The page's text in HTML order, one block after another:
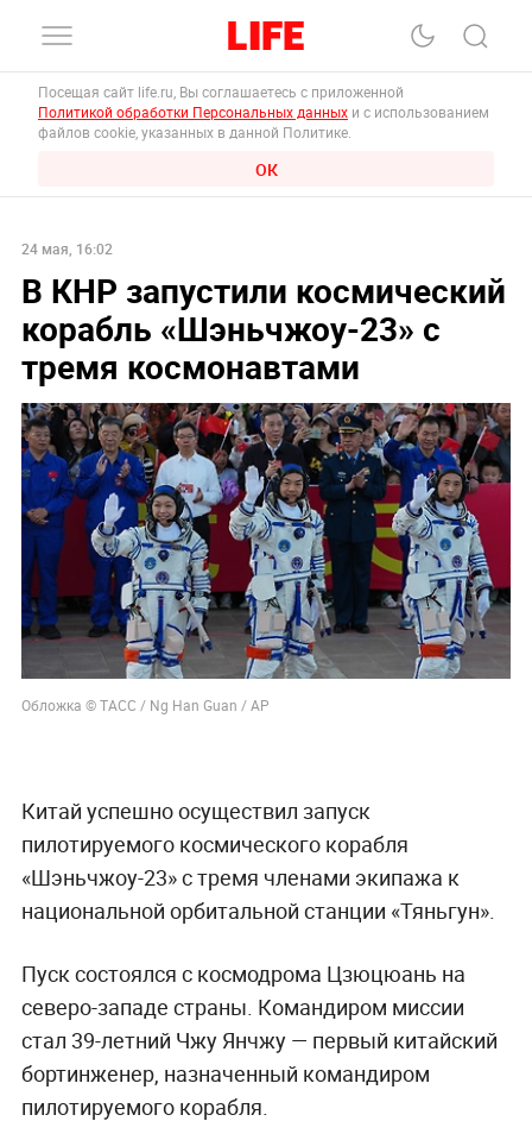
Посещая сайт life.ru, Вы соглашаетесь с приложенной
Политикой обработки Персональных данных и с использованием
файлов cookie, указанных в данной Политике.
ОК
24 мая, 16:02
В КНР запустили космический
корабль «Шэньчжоу-23» с
тремя космонавтами
Обложка © ТАСС / Ng Han Guan / АР
Китай успешно осуществил запуск
пилотируемого космического корабля
«Шэньчжоу-23» с тремя членами экипажа к
национальной орбитальной станции «Тяньгун».
Пуск состоялся с космодрома Цзюцюань на
северо-западе страны. Командиром миссии
стал 39-летний Чжу Янчжу — первый китайский
бортинженер, назначенный командиром
пилотируемого корабля.